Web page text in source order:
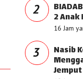
2
2
16 Jam
3 Nasib